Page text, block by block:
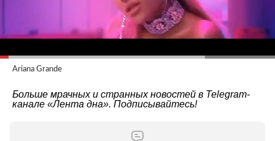
Ariana Grande
Больше мрачных и странных новостей в Telegram-
канале «Лента дна». Подписывайтесь!